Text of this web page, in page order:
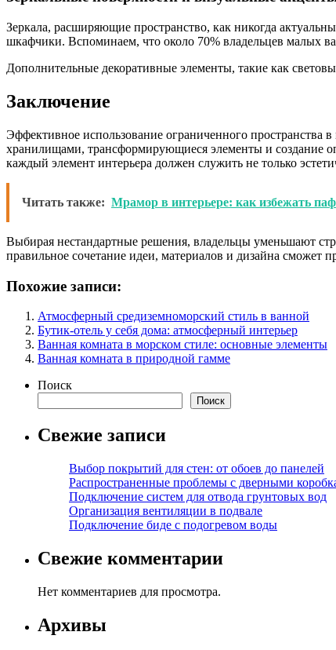
Зеркала, расширяющие пространство, как никогда
шкафчики. Вспоминаем, что около 70% владельцев малых
Дополнительные декоративные элементы, такие как
Заключение
Эффективное использование ограниченного пространства
хранилищами, трансформирующиеся элементы и создание
каждый элемент интерьера должен служить не только
Читать также: Мрамор в интерьере: как избежать
Выбирая нестандартные решения, владельцы уменьшают
правильное сочетание идеи, материалов и дизайна
Похожие записи:
Атмосферный средиземноморский стиль в ванной
Бутик-отель у себя дома: атмосферный интерьер
Ванная комната в морском стиле: основные элементы
Ванная комната в природной гамме
Поиск
Поиск
Свежие записи
Выбор покрытий для стен: от обоев до панелей
Распространенные проблемы с дверными
Подключение систем для отвода грунтовых вод
Организация вентиляции в подвале
Подключение биде с подогревом воды
Свежие комментарии
Нет комментариев для просмотра.
Архивы